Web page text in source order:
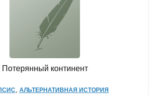
Потерянный континент
АЛЬТЕРНАТИВНАЯ ИСТОРИЯ